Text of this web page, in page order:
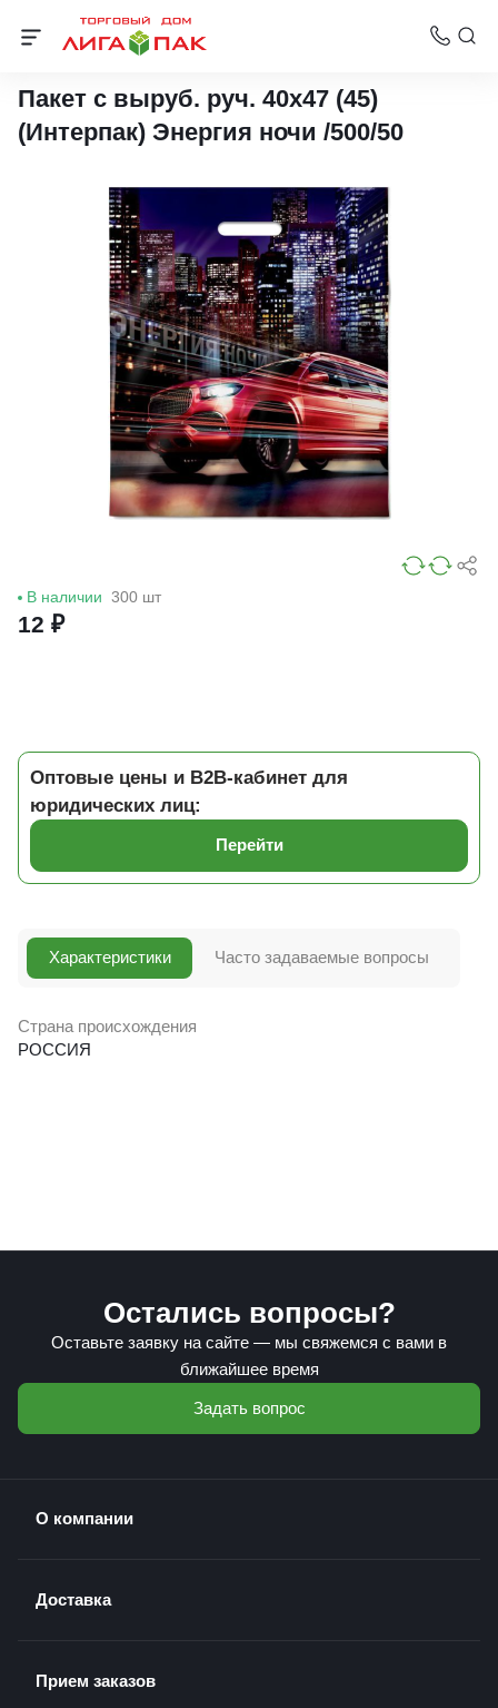
Пакеты с вырубной ручкой Интерпак
Пакет с выруб. руч. 40х47 (45)
(Интерпак) Энергия ночи /500/50
В наличии 300 шт
12 ₽
Оптовые цены и B2B-кабинет для
юридических лиц:
Перейти
Характеристики
Страна происхождения
РОССИЯ
Часто задаваемые вопросы
Остались вопросы?
Оставьте заявку на сайте — мы свяжемся с вами в
ближайшее время
Задать вопрос
О компании
Доставка
Прием заказов